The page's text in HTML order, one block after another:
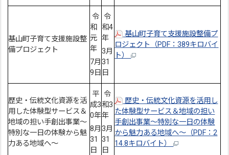
基山町子育て支援施設整
備プロジェクト
令
和
元
年
7月
9日
令
和4
年
3月
31
日
基山町子育て支援施設整備プ
ロジェクト（PDF：389キロバイ
ト）
歴史・伝統文化資源を活
用した体験型サービス＆
地域の担い手創出事業～
特別な一日の体験から魅
力ある地域へ～
平
成3
0年
8月
31
日
令
和3
年
3月
31
日
歴史・伝統文化資源を活用し
た体験型サービス＆地域の担い
手創出事業～特別な一日の体験
から魅力ある地域へ～（PDF：2
14.8キロバイト）